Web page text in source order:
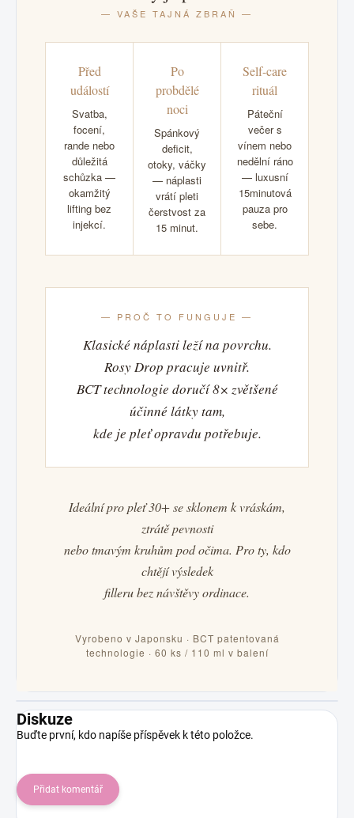
— VAŠE TAJNÁ ZBRAŇ —
Před
událostí
Svatba,
focení,
rande nebo
důležitá
schůzka —
okamžitý
lifting bez
injekcí.
Po
probdělé
noci
Spánkový
deficit,
otoky, váčky
— náplasti
vrátí pleti
čerstvost za
15 minut.
Self-care
rituál
Páteční
večer s
vínem nebo
nedělní ráno
— luxusní
15minutová
pauza pro
sebe.
— PROČ TO FUNGUJE —
Klasické náplasti leží na povrchu.
Rosy Drop pracuje uvnitř.
BCT technologie doručí 8× zvětšené
účinné látky tam,
kde je pleť opravdu potřebuje.
Ideální pro pleť 30+ se sklonem k vráskám,
ztrátě pevnosti
nebo tmavým kruhům pod očima. Pro ty, kdo
chtějí výsledek
filleru bez návštěvy ordinace.
Vyrobeno v Japonsku · BCT patentovaná
technologie · 60 ks / 110 ml v balení
Diskuze
Buďte první, kdo napíše příspěvek k této položce.
Přidat komentář